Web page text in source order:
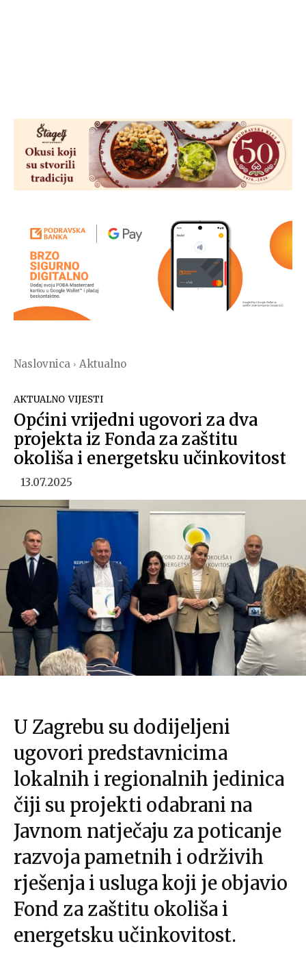
Naslovnica Aktualno
AKTUALNO VIJESTI
Općini vrijedni ugovori za dva
projekta iz Fonda za zaštitu
okoliša i energetsku učinkovitost
13.07.2025
U Zagrebu su dodijeljeni
ugovori predstavnicima
lokalnih i regionalnih jedinica
čiji su projekti odabrani na
Javnom natječaju za poticanje
razvoja pametnih i održivih
rješenja i usluga koji je objavio
Fond za zaštitu okoliša i
energetsku učinkovitost.